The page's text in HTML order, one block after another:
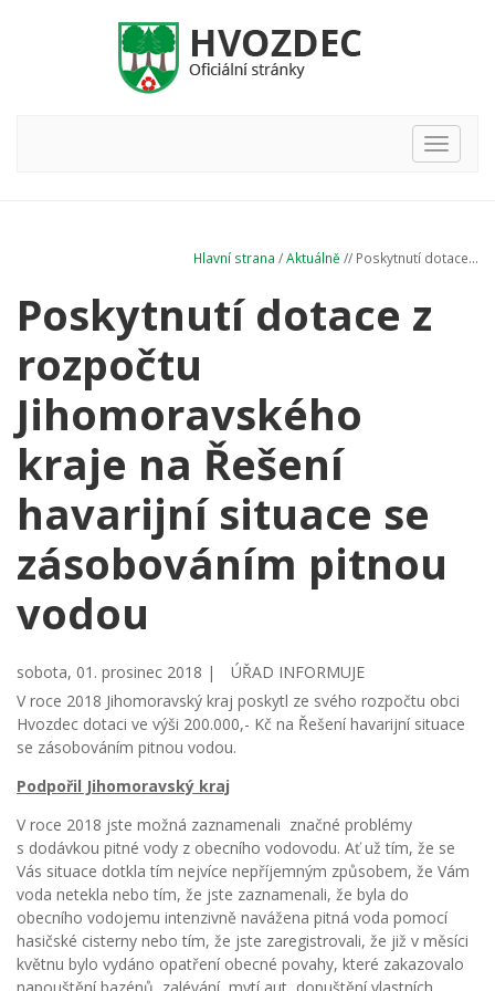
Hlavní
nabídka
Hlavní strana /Aktuálně // Poskytnutí dotace...
Poskytnutí dotace z
rozpočtu
Jihomoravského
kraje na Řešení
havarijní situace se
zásobováním pitnou
vodou
sobota, 01. prosinec 2018 |
ÚŘAD INFORMUJE
V roce 2018 Jihomoravský kraj poskytl ze svého rozpočtu obci
Hvozdec dotaci ve výši 200.000,- Kč na Řešení havarijní situace
se zásobováním pitnou vodou.
Podpořil Jihomoravský kraj
V roce 2018 jste možná zaznamenali značné problémy
s dodávkou pitné vody z obecního vodovodu. Ať už tím, že se
Vás situace dotkla tím nejvíce nepříjemným způsobem, že Vám
voda netekla nebo tím, že jste zaznamenali, že byla do
obecního vodojemu intenzivně navážena pitná voda pomocí
hasičské cisterny nebo tím, že jste zaregistrovali, že již v měsíci
květnu bylo vydáno opatření obecné povahy, které zakazovalo